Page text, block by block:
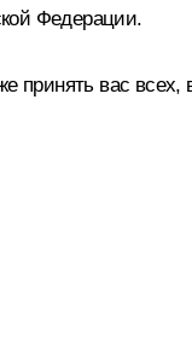
Федерации.
принять вас